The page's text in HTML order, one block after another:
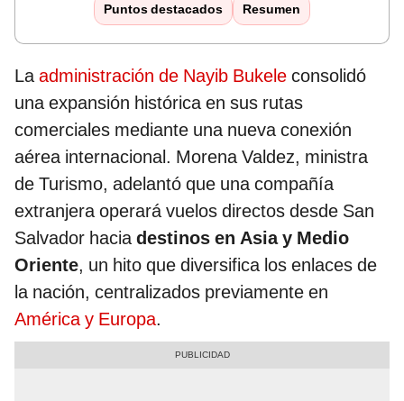
Puntos destacados Resumen
Laadministración de Nayib Bukele consolidó
una expansión histórica en sus rutas
comerciales mediante una nueva conexión
aérea internacional. Morena Valdez, ministra
de Turismo, adelantó que una compañía
extranjera operará vuelos directos desde San
Salvador haciadestinos en Asia y Medio
Oriente, un hito que diversifica los enlaces de
la nación, centralizados previamente en
América y Europa.